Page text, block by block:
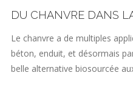
DU CHANVRE DANS
Le chanvre a de multiples
béton, enduit, et désormais
belle alternative biosourcée